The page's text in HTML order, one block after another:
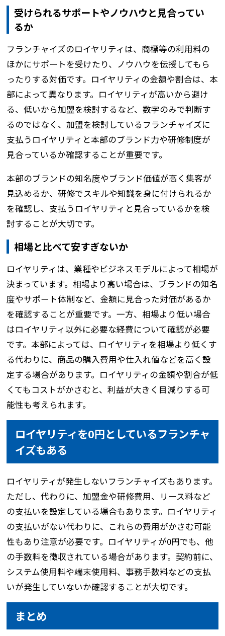
受けられるサポートやノウハウと見合ってい
るか
フランチャイズのロイヤリティは、商標等の利用料の
ほかにサポートを受けたり、ノウハウを伝授してもら
ったりする対価です。ロイヤリティの金額や割合は、本
部によって異なります。ロイヤリティが高いから避け
る、低いから加盟を検討するなど、数字のみで判断す
るのではなく、加盟を検討しているフランチャイズに
支払うロイヤリティと本部のブランド力や研修制度が
見合っているか確認することが重要です。
本部のブランドの知名度やブランド価値が高く集客が
見込めるか、研修でスキルや知識を身に付けられるか
を確認し、支払うロイヤリティと見合っているかを検
討することが大切です。
相場と比べて安すぎないか
ロイヤリティは、業種やビジネスモデルによって相場が
決まっています。相場より高い場合は、ブランドの知名
度やサポート体制など、金額に見合った対価があるか
を確認することが重要です。一方、相場より低い場合
はロイヤリティ以外に必要な経費について確認が必要
です。本部によっては、ロイヤリティを相場より低くす
る代わりに、商品の購入費用や仕入れ値などを高く設
定する場合があります。ロイヤリティの金額や割合が低
くてもコストがかさむと、利益が大きく目減りする可
能性も考えられます。
ロイヤリティを0円としているフランチャ
イズもある
ロイヤリティが発生しないフランチャイズもあります。
ただし、代わりに、加盟金や研修費用、リース料など
の支払いを設定している場合もあります。ロイヤリティ
の支払いがない代わりに、これらの費用がかさむ可能
性もあり注意が必要です。ロイヤリティが0円でも、他
の手数料を徴収されている場合があります。契約前に、
システム使用料や端末使用料、事務手数料などの支払
いが発生していないか確認することが大切です。
まとめ